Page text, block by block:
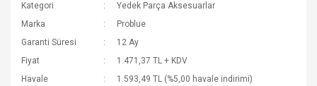
Kategori
Yedek Parça Aksesuarlar
Marka
Problue
Garanti Süresi
12 Ay
Fiyat
1.471,37 TL + KDV
Havale
1.593,49 TL (%5,00 havale indirimi)